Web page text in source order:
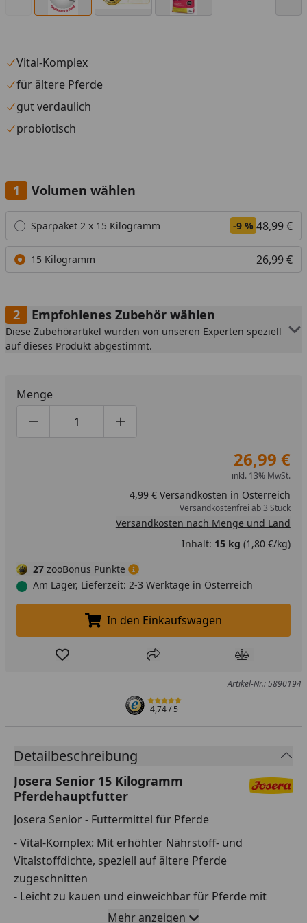
Vital-Komplex
für ältere Pferde
gut verdaulich
probiotisch
Volumen wählen
Alle anzeigen (2)
Sparpaket 2 x 15 Kilogramm -9 % 48,99 €
15 Kilogramm 26,99 €
Empfohlenes Zubehör wählen
Diese Zubehörartikel wurden von unseren Experten speziell
auf dieses Produkt abgestimmt.
Menge
Produktmenge um eins verringern
Produktmenge manuell eingeben
Produktmenge um eins erhöhen
26,99 €
inkl. 13% MwSt.
4,99 € Versandkosten in Österreich
Versandkostenfrei ab 3 Stück
Versandkosten nach Menge und Land
Inhalt: 15 kg (1,80 €/kg)
27 zooBonus Punkte
Am Lager, Lieferzeit: 2-3 Werktage in Österreich
In den Einkaufswagen legen
In den Einkaufswagen
Produkt zur Wunschliste hinzufügen
Teilen Produkt
Artikel-Nr.: 5890194
4,74/ 5
Detailbeschreibung
Josera Senior 15 Kilogramm
Pferdehauptfutter
Josera Senior - Futtermittel für Pferde
- Vital-Komplex: Mit erhöhter Nährstoff- und
Vitalstoffdichte, speziell auf ältere Pferde
zugeschnitten
- Leicht zu kauen und einweichbar für Pferde mit
Mehr anzeigen